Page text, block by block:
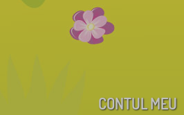
CONTUL MEU